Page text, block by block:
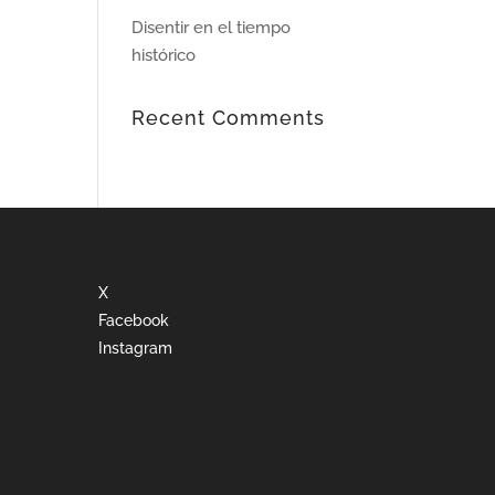
Disentir en el tiempo
histórico
Recent Comments
X
Facebook
Instagram